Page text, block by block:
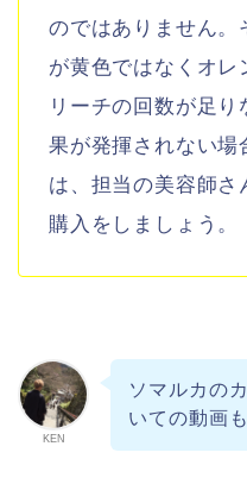
のではありません。
が黄色ではなくオ
リーチの回数が足
果が発揮されない場
は、担当の美容師さ
購入をしましょう。
KEN
ソマルカの
いての動画